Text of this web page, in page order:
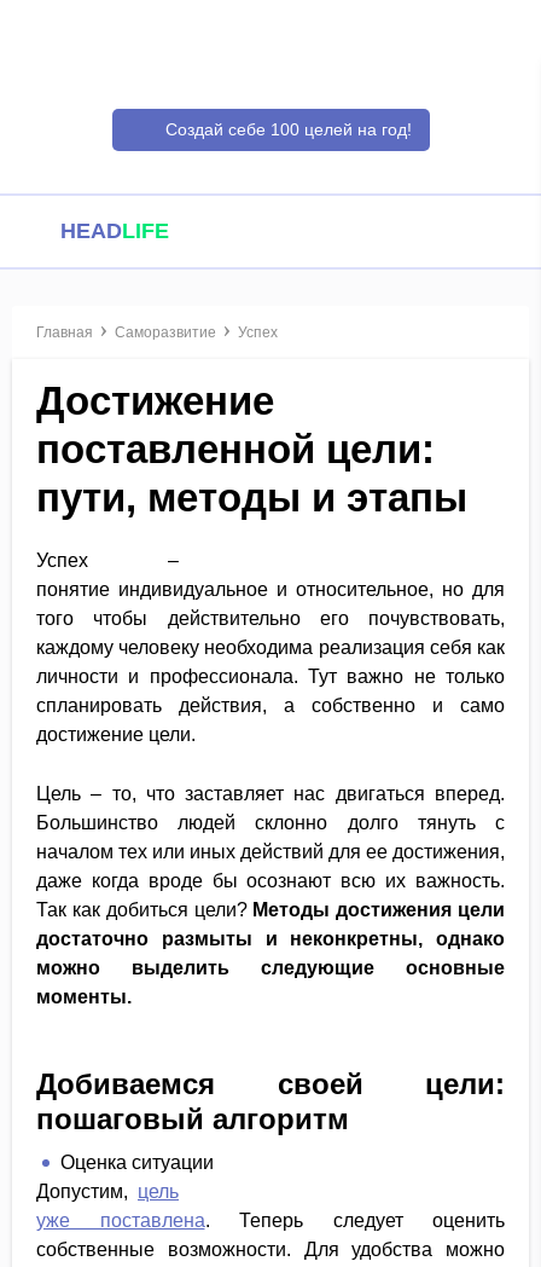
Создай себе 100 целей на год!
HEADLIFE
Главная Саморазвитие Успех
Достижение
поставленной цели:
пути, методы и этапы
Успех –
понятие индивидуальное и относительное, но для
того чтобы действительно его почувствовать,
каждому человеку необходима реализация себя как
личности и профессионала. Тут важно не только
спланировать действия, а собственно и само
достижение цели.
Цель – то, что заставляет нас двигаться вперед.
Большинство людей склонно долго тянуть с
началом тех или иных действий для ее достижения,
даже когда вроде бы осознают всю их важность.
Так как добиться цели? Методы достижения цели
достаточно размыты и неконкретны, однако
можно выделить следующие основные
моменты.
Добиваемся своей цели:
пошаговый алгоритм
Оценка ситуации
Допустим, цель
уже поставлена. Теперь следует оценить
собственные возможности. Для удобства можно